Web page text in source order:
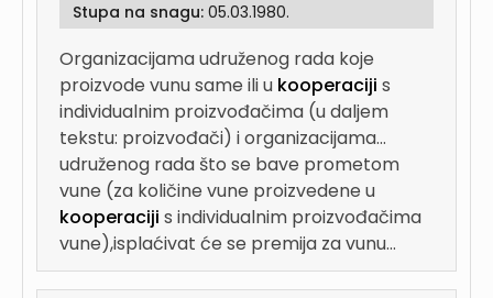
Stupa na snagu: 05.03.1980.
Organizacijama udruženog rada koje
proizvode vunu same ili u kooperaciji s
individualnim proizvođačima (u daljem
tekstu: proizvođači) i organizacijama...
udruženog rada što se bave prometom
vune (za količine vune proizvedene u
kooperaciji s individualnim proizvođačima
vune),isplaćivat će se premija za vunu...